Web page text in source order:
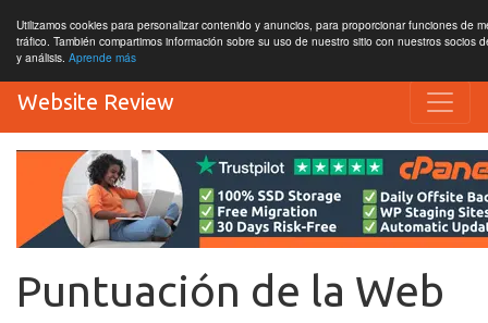
Utilizamos cookies para personalizar contenido y anuncios, para proporcionar funciones de
tráfico. También compartimos información sobre su uso de nuestro sitio con nuestros socios
y análisis. Aprende más
Website Review
Puntuación de la Web